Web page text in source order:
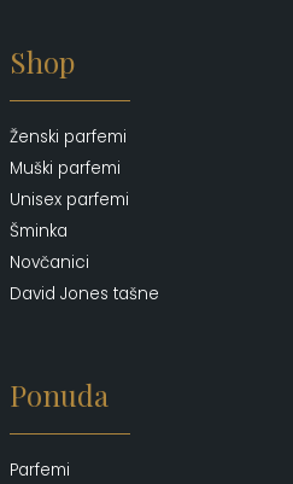
Shop
Ženski parfemi
Muški parfemi
Unisex parfemi
Šminka
Novčanici
David Jones tašne
Ponuda
Parfemi